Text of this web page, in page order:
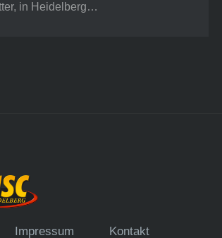
in Heidelberg…
Impressum Kontakt